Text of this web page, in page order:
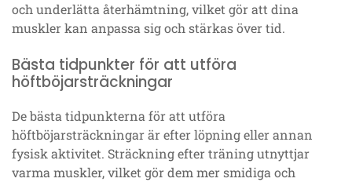
och underlätta återhämtning, vilket gör att dina
muskler kan anpassa sig och stärkas över tid.
Bästa tidpunkter för att utföra
höftböjarsträckningar
De bästa tidpunkterna för att utföra
höftböjarsträckningar är efter löpning eller annan
fysisk aktivitet. Sträckning efter träning utnyttjar
varma muskler, vilket gör dem mer smidiga och